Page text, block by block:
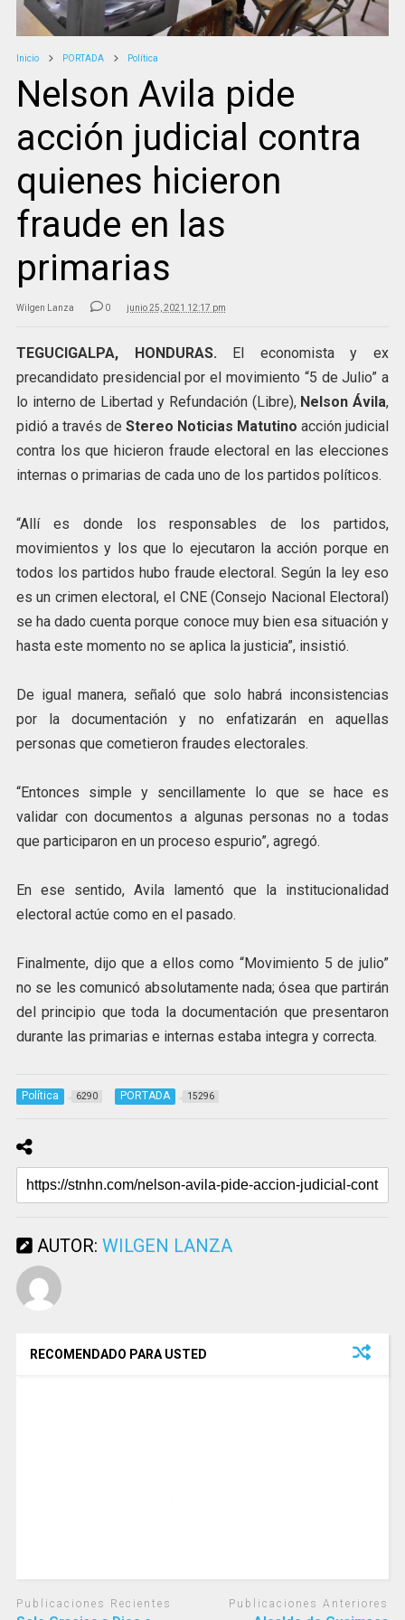
Inicio PORTADA Política
Nelson Avila pide
acción judicial contra
quienes hicieron
fraude en las
primarias
Wilgen Lanza 0 junio 25, 2021 12:17 pm
TEGUCIGALPA, HONDURAS. El economista y ex
precandidato presidencial por el movimiento “5 de Julio” a
lo interno de Libertad y Refundación (Libre), Nelson Ávila,
pidió a través de Stereo Noticias Matutino acción judicial
contra los que hicieron fraude electoral en las elecciones
internas o primarias de cada uno de los partidos políticos.
“Allí es donde los responsables de los partidos,
movimientos y los que lo ejecutaron la acción porque en
todos los partidos hubo fraude electoral. Según la ley eso
es un crimen electoral, el CNE (Consejo Nacional Electoral)
se ha dado cuenta porque conoce muy bien esa situación y
hasta este momento no se aplica la justicia”, insistió.
De igual manera, señaló que solo habrá inconsistencias
por la documentación y no enfatizarán en aquellas
personas que cometieron fraudes electorales.
“Entonces simple y sencillamente lo que se hace es
validar con documentos a algunas personas no a todas
que participaron en un proceso espurio”, agregó.
En ese sentido, Avila lamentó que la institucionalidad
electoral actúe como en el pasado.
Finalmente, dijo que a ellos como “Movimiento 5 de julio”
no se les comunicó absolutamente nada; ósea que partirán
del principio que toda la documentación que presentaron
durante las primarias e internas estaba integra y correcta.
Política 6290 PORTADA 15296
AUTOR: WILGEN LANZA
RECOMENDADO PARA USTED
Publicaciones Recientes Publicaciones Anteriores